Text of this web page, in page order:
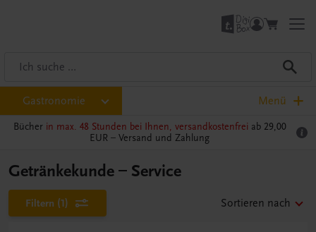
Gastronomie Menü
Bücher in max. 48 Stunden bei Ihnen, versandkostenfrei ab 29,00
EUR – Versand und Zahlung
Getränkekunde – Service
Filtern (1) Sortieren nach